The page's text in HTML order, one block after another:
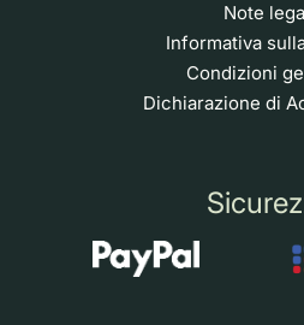
Note
Informativa
Condizioni
Dichiarazione di